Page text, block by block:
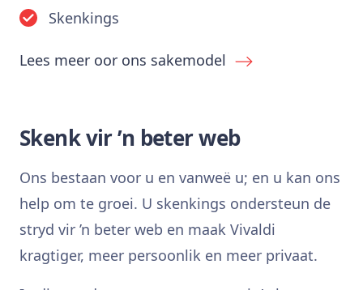
Skenkings
Lees meer oor ons sakemodel
Skenk vir ’n beter web
Ons bestaan voor u en vanweë u; en u kan ons
help om te groei. U skenkings ondersteun de
stryd vir ’n beter web en maak Vivaldi
kragtiger, meer persoonlik en meer privaat.